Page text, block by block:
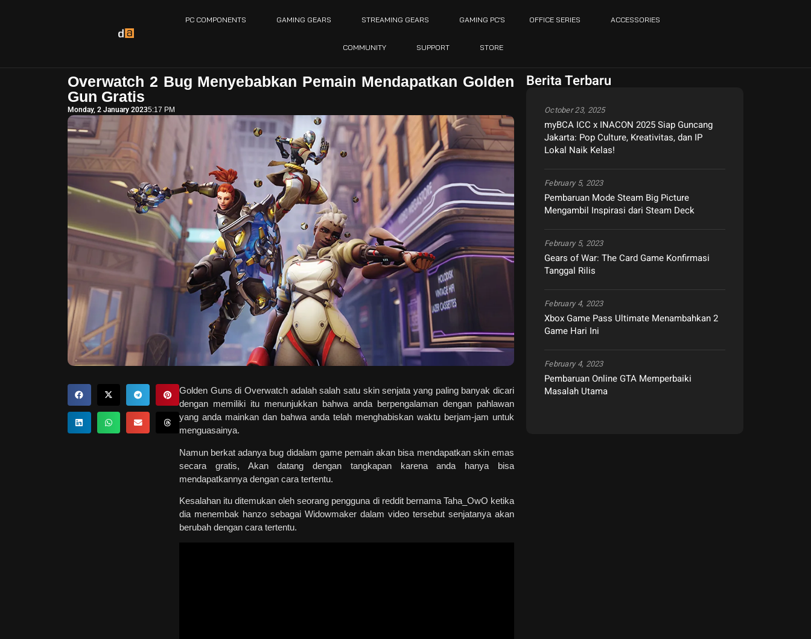
PC COMPONENTS GAMING GEARS STREAMING GEARS GAMING PC’S OFFICE SERIES ACCESSORIES
COMMUNITY SUPPORT STORE
Overwatch 2 Bug Menyebabkan Pemain Mendapatkan Golden
Gun Gratis
Monday, 2 January 20235:17 PM
Golden Guns di Overwatch adalah salah satu skin senjata yang paling banyak dicari
dengan memiliki itu menunjukkan bahwa anda berpengalaman dengan pahlawan
yang anda mainkan dan bahwa anda telah menghabiskan waktu berjam-jam untuk
menguasainya.
Namun berkat adanya bug didalam game pemain akan bisa mendapatkan skin emas
secara gratis, Akan datang dengan tangkapan karena anda hanya bisa
mendapatkannya dengan cara tertentu.
Kesalahan itu ditemukan oleh seorang pengguna di reddit bernama Taha_OwO ketika
dia menembak hanzo sebagai Widowmaker dalam video tersebut senjatanya akan
berubah dengan cara tertentu.
Berita Terbaru
myBCA ICC x INACON 2025 Siap Guncang
Jakarta: Pop Culture, Kreativitas, dan IP
Lokal Naik Kelas!
October 23, 2025
Pembaruan Mode Steam Big Picture
Mengambil Inspirasi dari Steam Deck
February 5, 2023
Gears of War: The Card Game Konfirmasi
Tanggal Rilis
February 5, 2023
Xbox Game Pass Ultimate Menambahkan 2
Game Hari Ini
February 4, 2023
Pembaruan Online GTA Memperbaiki
Masalah Utama
February 4, 2023